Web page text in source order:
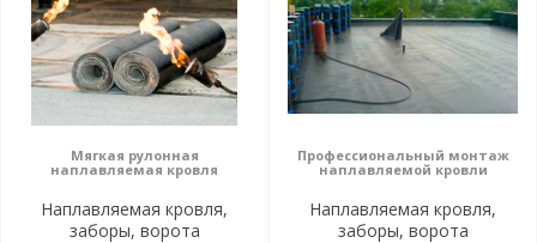
Мягкая рулонная
наплавляемая кровля
Наплавляемая кровля,
заборы, ворота
Профессиональный монтаж
наплавляемой кровли
Наплавляемая кровля,
заборы, ворота